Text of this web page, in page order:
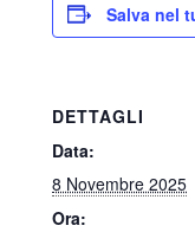
Salva nel
DETTAGLI
Data:
8 Novembre 2025
Ora: